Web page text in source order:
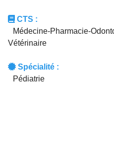
CTS :
Médecine-Pharmacie-
Vétérinaire
Spécialité :
Pédiatrie